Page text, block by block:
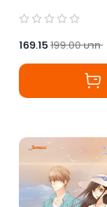
169.15199.00บาท